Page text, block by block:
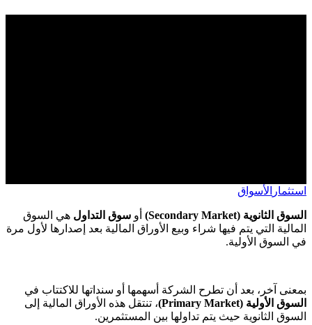
استثمار الأسواق
السوق الثانوية (Secondary Market) أو سوق التداول هي السوق
المالية التي يتم فيها شراء وبيع الأوراق المالية بعد إصدارها لأول مرة
في السوق الأولية.
بمعنى آخر، بعد أن تطرح الشركة أسهمها أو سنداتها للاكتتاب في
السوق الأولية (Primary Market)
، تنتقل هذه الأوراق المالية إلى
السوق الثانوية حيث يتم تداولها بين المستثمرين.